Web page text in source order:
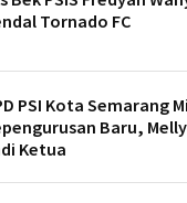
Tornado FC
PSI Kota Semarang
Baru,
Ketua